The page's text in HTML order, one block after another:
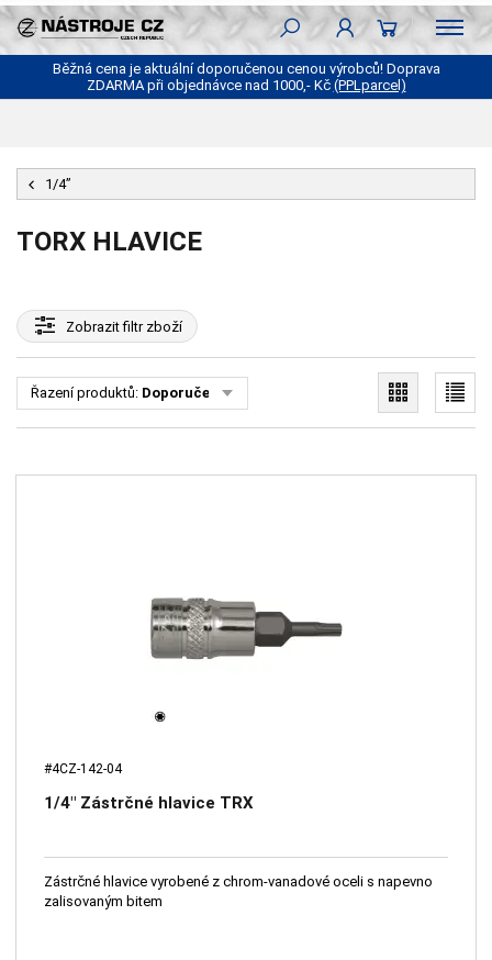
Běžná cena je aktuální doporučenou cenou výrobců! Doprava
ZDARMA při objednávce nad 1000,- Kč (PPLparcel)
1/4”
TORX HLAVICE
Zobrazitfiltr zboží
Řazení produktů: Doporučené
#4CZ-142-04
1/4" Zástrčné hlavice TRX
Zástrčné hlavice vyrobené z chrom-vanadové oceli s napevno
zalisovaným bitem